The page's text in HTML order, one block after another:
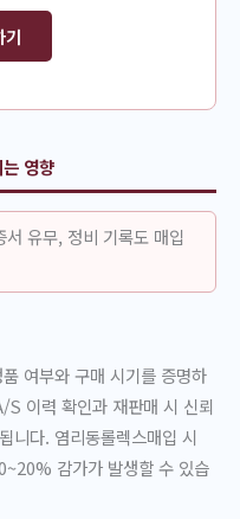
기
영향
유무, 정비 기록도 매입
여부와 구매 시기를 증명하
이력 확인과 재판매 시 신뢰
니다. 염리동롤렉스매입 시
감가가 발생할 수 있습